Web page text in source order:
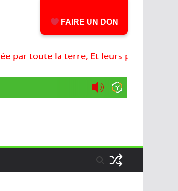
FAIRE UN DON
par toute la terre, Et leurs paroles